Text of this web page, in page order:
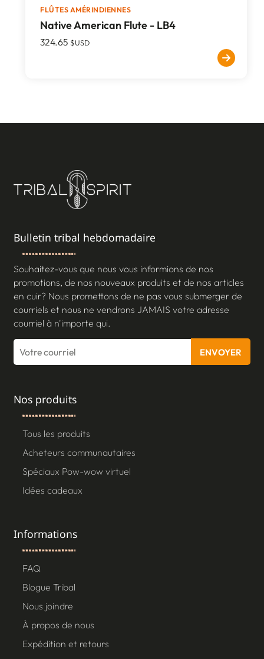
FLÛTES AMÉRINDIENNES
Native American Flute - LB4
324.65 $USD
Bulletin tribal hebdomadaire
Souhaitez-vous que nous vous informions de nos
promotions, de nos nouveaux produits et de nos articles
en cuir? Nous promettons de ne pas vous submerger de
courriels et nous ne vendrons JAMAIS votre adresse
courriel à n'importe qui.
ENVOYER
Nos produits
Tous les produits
Acheteurs communautaires
Spéciaux Pow-wow virtuel
Idées cadeaux
Informations
FAQ
Blogue Tribal
Nous joindre
À propos de nous
Expédition et retours